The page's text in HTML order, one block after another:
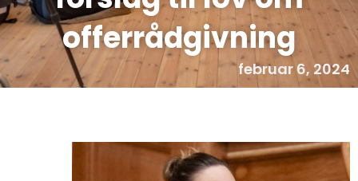
offerrådgivning
februar 6, 2024